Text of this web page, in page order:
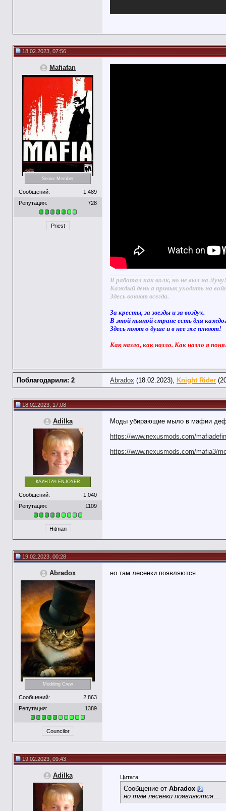
18.02.2023, 07:56
Mafiafan
Senior Member
Сообщений:
1,489
Репутация:
728
Priest
Я работал как волк, но не выл на Луну!
Каждый день я привык уходить на
Здесь воюют всегда.
За кресты, за звезды и за воздух.
В этой пьяной стране есть для
Здесь поют о душе и в нее же плюют!
Как назло, как назло. Как назло я
Поблагодарили: 2 Abradox (18.02.2023), Knight Rider
18.02.2023, 17:08
Adilka
КАУНТАЧ ENJOYER
Сообщений:
1,040
Репутация:
1109
Hitman
Моды убирающие мыло в мафии
https://www.nexusmods.com/
https://www.nexusmods.com/mafia3/
19.02.2023, 00:28
Abradox
Modding Crew
Сообщений:
2,863
Репутация:
1389
Councilor
но там лесенки появляются...
19.02.2023, 09:43
Adilka Цитата:
Сообщение от Abradox
но там лесенки появляются...